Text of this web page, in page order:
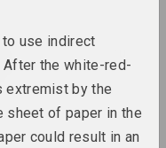
stała, wiatru
серия
use indirect
the white-red-
extremist by the
sheet of paper in the
could result in an